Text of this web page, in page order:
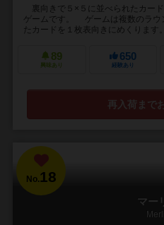
裏向きで５×５に並べられたカー
ゲームです。 ゲームは複数のラウ
たカードを１枚表向きにめくります
89
興味あり
650
経験あり
再入荷まで
No.18
マー